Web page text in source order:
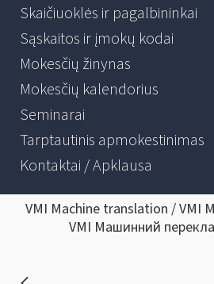
Skaičiuoklės ir pagalbininkai
Sąskaitos ir įmokų kodai
Mokesčių žinynas
Mokesčių kalendorius
Seminarai
Tarptautinis apmokestinimas
Kontaktai / Apklausa
VMI Machine translation / VMI
VMI Машинний